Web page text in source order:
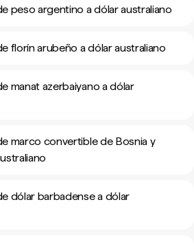
peso argentino a dólar australiano
florín arubeño a dólar australiano
manat azerbaiyano a dólar
marco convertible de Bosnia y
dólar barbadense a dólar